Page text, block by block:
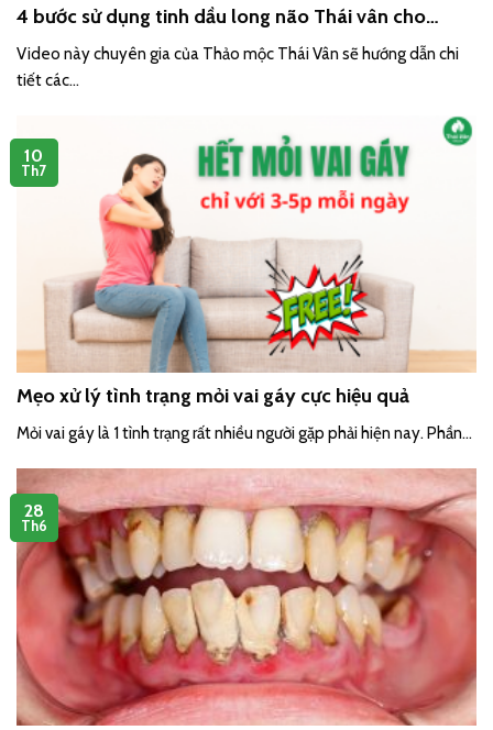
4 bước sử dụng tinh dầu long não Thái vân cho
người bị viêm phế quản
Video này chuyên gia của Thảo mộc Thái Vân sẽ hướng dẫn chi
tiết các...
Mẹo xử lý tình trạng mỏi vai gáy cực hiệu quả
Mỏi vai gáy là 1 tình trạng rất nhiều người gặp phải hiện nay. Phần...
10
Th7
28
Th6